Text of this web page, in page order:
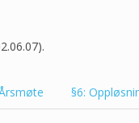
§6: